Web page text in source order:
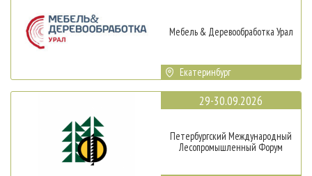
Мебель & Деревообработка Урал
Екатеринбург
29-30.09.2026
Петербургский Международный
Лесопромышленный Форум